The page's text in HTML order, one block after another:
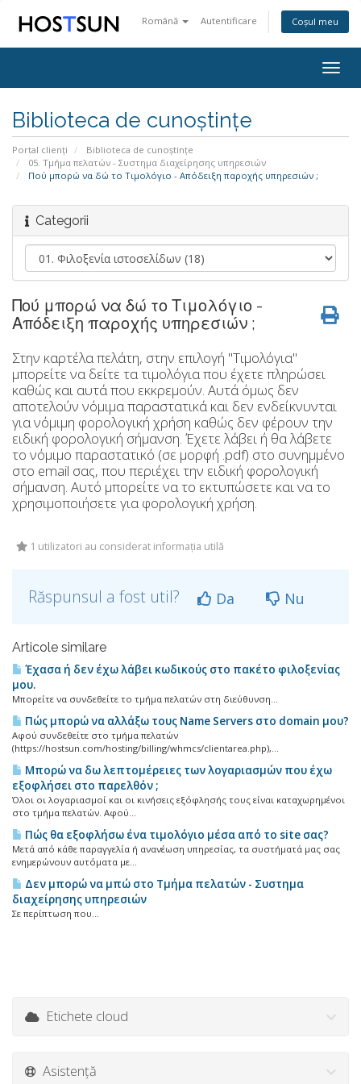
Română Autentificare Coșul meu
Biblioteca de cunoștințe
Portal clienți
Biblioteca de cunoștințe
05. Τμήμα πελατών - Συστημα διαχείρησης υπηρεσιών
Πού μπορώ να δώ το Τιμολόγιο - Απόδειξη παροχής υπηρεσιών ;
Categorii
Πού μπορώ να δώ το Τιμολόγιο -
Απόδειξη παροχής υπηρεσιών ;
Στην καρτέλα πελάτη, στην επιλογή "Τιμολόγια"
μπορείτε να δείτε τα τιμολόγια που έχετε πληρώσει
καθώς και αυτά που εκκρεμούν. Αυτά όμως δεν
αποτελούν νόμιμα παραστατικά και δεν ενδείκνυνται
για νόμιμη φορολογική χρήση καθώς δεν φέρουν την
ειδική φορολογική σήμανση. Έχετε λάβει ή θα λάβετε
το νόμιμο παραστατικό (σε μορφή .pdf) στο συνημμένο
στο email σας, που περιέχει την ειδική φορολογική
σήμανση. Αυτό μπορείτε να το εκτυπώσετε και να το
χρησιμοποιήσετε για φορολογική χρήση.
1 utilizatori au considerat informația utilă
Răspunsul a fost util? Da Nu
Articole similare
Έχασα ή δεν έχω λάβει κωδικούς στο πακέτο φιλοξενίας
μου.
Μπορείτε να συνδεθείτε το τμήμα πελατών στη διεύθυνση...
Πώς μπορώ να αλλάξω τους Name Servers στο domain μου?
Αφού συνδεθείτε στο τμήμα πελατών
(https://hostsun.com/hosting/billing/whmcs/clientarea.php),...
Μπορώ να δω λεπτομέρειες των λογαριασμών που έχω
εξοφλήσει στο παρελθόν ;
Όλοι οι λογαριασμοί και οι κινήσεις εξόφλησής τους είναι καταχωρημένοι
στο τμήμα πελατών. Αφού...
Πώς θα εξοφλήσω ένα τιμολόγιο μέσα από το site σας?
Μετά από κάθε παραγγελία ή ανανέωση υπηρεσίας, τα συστήματά μας σας
ενημερώνουν αυτόματα με...
Δεν μπορώ να μπώ στο Τμήμα πελατών - Συστημα
διαχείρησης υπηρεσιών
Σε περίπτωση που...
Etichete cloud
Asistență